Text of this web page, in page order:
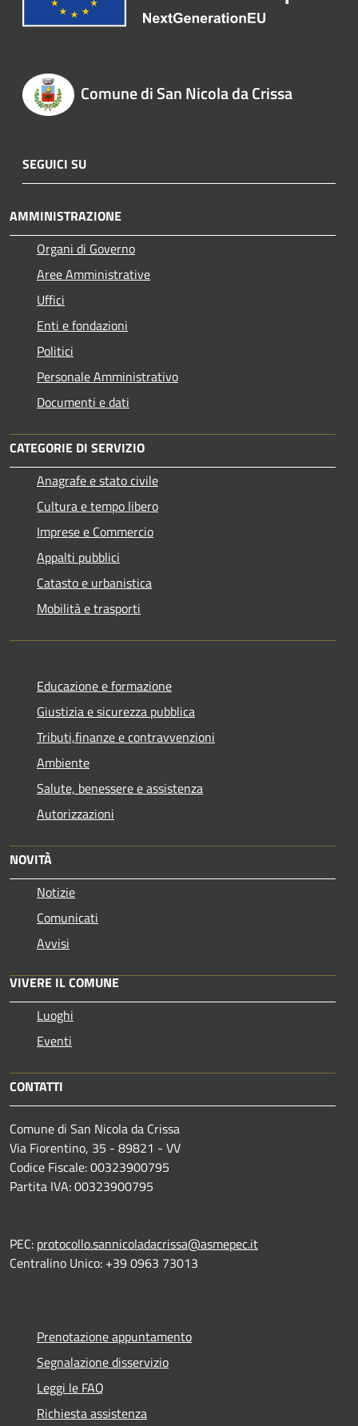
Comune di San Nicola da Crissa
SEGUICI SU
AMMINISTRAZIONE
Organi di Governo
Aree Amministrative
Uffici
Enti e fondazioni
Politici
Personale Amministrativo
Documenti e dati
CATEGORIE DI SERVIZIO
Anagrafe e stato civile
Cultura e tempo libero
Imprese e Commercio
Appalti pubblici
Catasto e urbanistica
Mobilità e trasporti
Educazione e formazione
Giustizia e sicurezza pubblica
Tributi,finanze e contravvenzioni
Ambiente
Salute, benessere e assistenza
Autorizzazioni
NOVITÀ
Notizie
Comunicati
Avvisi
VIVERE IL COMUNE
Luoghi
Eventi
CONTATTI
Comune di San Nicola da Crissa
Via Fiorentino, 35 - 89821 - VV
Codice Fiscale: 00323900795
Partita IVA: 00323900795
PEC: protocollo.sannicoladacrissa@asmepec.it
Centralino Unico: +39 0963 73013
Prenotazione appuntamento
Segnalazione disservizio
Leggi le FAQ
Richiesta assistenza